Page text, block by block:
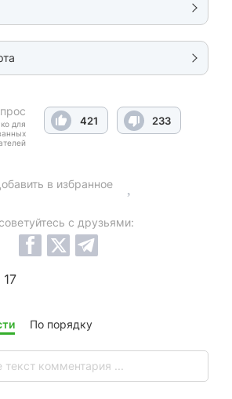
для
421 233
в избранное
с друзьями:
По порядку